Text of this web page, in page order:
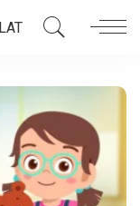
LAT